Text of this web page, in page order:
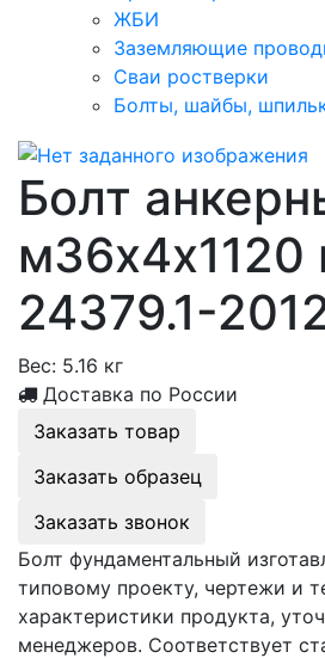
ЖБИ
Заземляющие
Сваи ростверки
Болты, шайбы,
Болт
м36х4х1120
24379.1-
Вес: 5.16 кг
Доставка по России
Заказать товар
Заказать образец
Заказать звонок
Болт фундаментальный
типовому проекту, чертежи и
характеристики продукта,
менеджеров. Соответствует